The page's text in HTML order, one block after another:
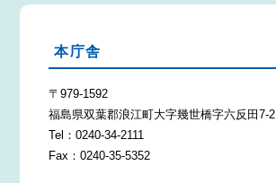
本庁舎
〒979-1592
福島県双葉郡浪江町大字幾世橋字六反田7-2
Tel：0240-34-2111
Fax：0240-35-5352